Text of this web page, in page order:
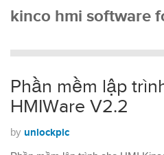
kinco hmi software
Phần mềm lập
HMIWare V2.2
by unlockplc